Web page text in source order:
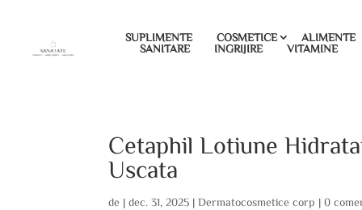
SUPLIMENTE COSMETICE ALIMENTE
SANITARE
INGRIJIRE VITAMINE
Cetaphil Lotiune
Uscata
de |dec. 31, 2025 |Dermatocosmetice corp |0